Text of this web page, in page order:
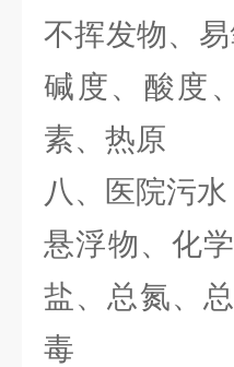
不挥发物、
碱度、酸度
素、热原
八、医院污
悬浮物、化
盐、总氮、
毒